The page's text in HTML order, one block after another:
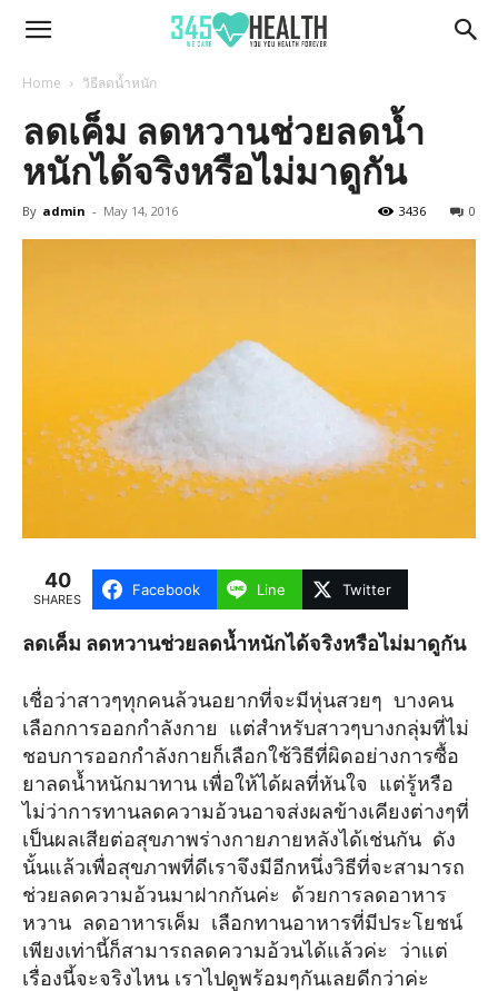
345Health
Home วิธีลดน้ำหนัก
ลดเค็ม ลดหวานช่วยลดน้ำ
หนักได้จริงหรือไม่มาดูกัน
By admin - May 14, 2016 0
3436
40
SHARES
Facebook Line Twitter
ลดเค็ม ลดหวานช่วยลดน้ำหนักได้จริงหรือไม่มาดูกัน
เชื่อว่าสาวๆทุกคนล้วนอยากที่จะมีหุ่นสวยๆ บางคน
เลือกการออกกำลังกาย แต่สำหรับสาวๆบางกลุ่มที่ไม่
ชอบการออกกำลังกายก็เลือกใช้วิธีที่ผิดอย่างการซื้อ
ยาลดน้ำหนักมาทาน เพื่อให้ได้ผลที่หันใจ แต่รู้หรือ
ไม่ว่าการทานลดความอ้วนอาจส่งผลข้างเคียงต่างๆที่
เป็นผลเสียต่อสุขภาพร่างกายภายหลังได้เช่นกัน ดัง
นั้นแล้วเพื่อสุขภาพที่ดีเราจึงมีอีกหนึ่งวิธีที่จะสามารถ
ช่วยลดความอ้วนมาฝากกันค่ะ ด้วยการลดอาหาร
หวาน ลดอาหารเค็ม เลือกทานอาหารที่มีประโยชน์
เพียงเท่านี้ก็สามารถลดความอ้วนได้แล้วค่ะ ว่าแต่
เรื่องนี้จะจริงไหน เราไปดูพร้อมๆกันเลยดีกว่าค่ะ